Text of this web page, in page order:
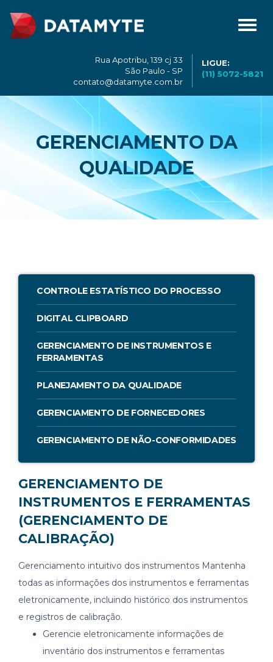
Rua Apotribu, 139 cj 33
São Paulo - SP
contato@datamyte.com.br
LIGUE:
(11) 5072-5821
GERENCIAMENTO DA
QUALIDADE
CONTROLE ESTATÍSTICO DO PROCESSO
DIGITAL CLIPBOARD
GERENCIAMENTO DE INSTRUMENTOS E
FERRAMENTAS
PLANEJAMENTO DA QUALIDADE
GERENCIAMENTO DE FORNECEDORES
GERENCIAMENTO DE NÃO-CONFORMIDADES
GERENCIAMENTO DE
INSTRUMENTOS E FERRAMENTAS
(GERENCIAMENTO DE
CALIBRAÇÃO)
Gerenciamento intuitivo dos instrumentos Mantenha
todas as informações dos instrumentos e ferramentas
eletronicamente, incluindo histórico dos instrumentos
e registros de calibração.
Gerencie eletronicamente informações de
inventário dos instrumentos e ferramentas